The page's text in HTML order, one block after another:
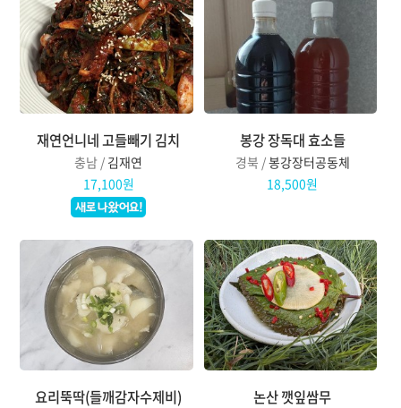
재연언니네 고들빼기 김치
충남 / 김재연
17,100원
봉강 장독대 효소들
경북 /봉강장터공동체
18,500원
요리뚝딱(들깨감자수제비) 논산 깻잎쌈무